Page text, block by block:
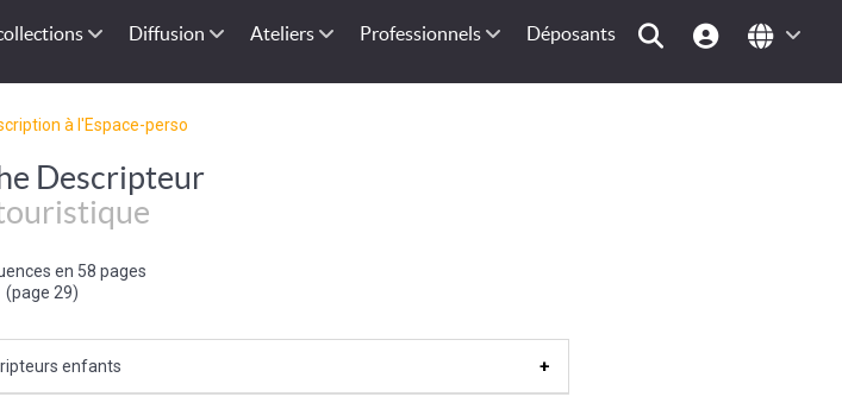
Diffusion Ateliers Professionnels Déposants
à l'Espace-perso
Descripteur
en 58 pages
(page 29)
enfants